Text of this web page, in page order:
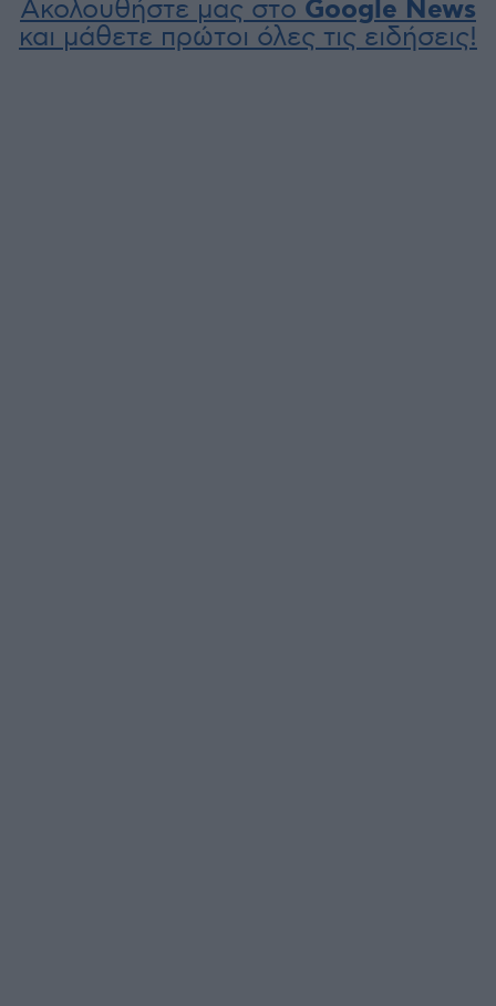
Ακολουθήστε μας στο Google News
και μάθετε πρώτοι όλες τις ειδήσεις!